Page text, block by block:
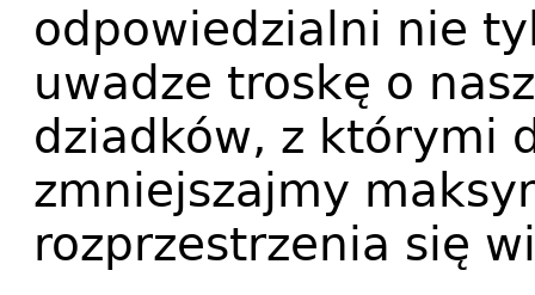
odpowiedzialni nie
uwadze troskę o
dziadków, z którymi
zmniejszajmy
rozprzestrzenia się